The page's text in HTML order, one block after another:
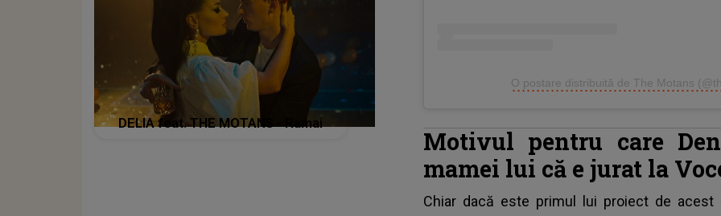
O postare distribuită de The Motans
Motivul pentru care
mamei lui că e jurat la
Chiar dacă este primul lui proiect de acest
DELIA feat. THE MOTANS - Ramai